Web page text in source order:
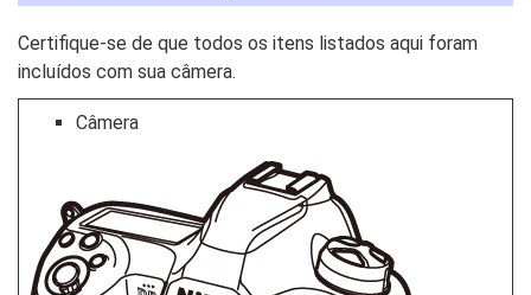
Certifique-se de que todos os itens listados aqui foram
incluídos com sua câmera.
Câmera